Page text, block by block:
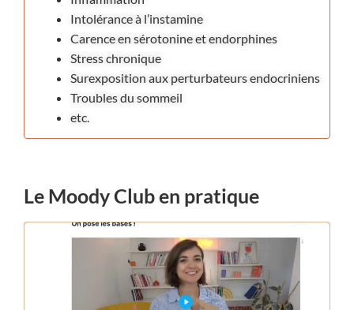
Intolérance à l’instamine
Carence en sérotonine et endorphines
Stress chronique
Surexposition aux perturbateurs endocriniens
Troubles du sommeil
etc.
Le Moody Club en pratique